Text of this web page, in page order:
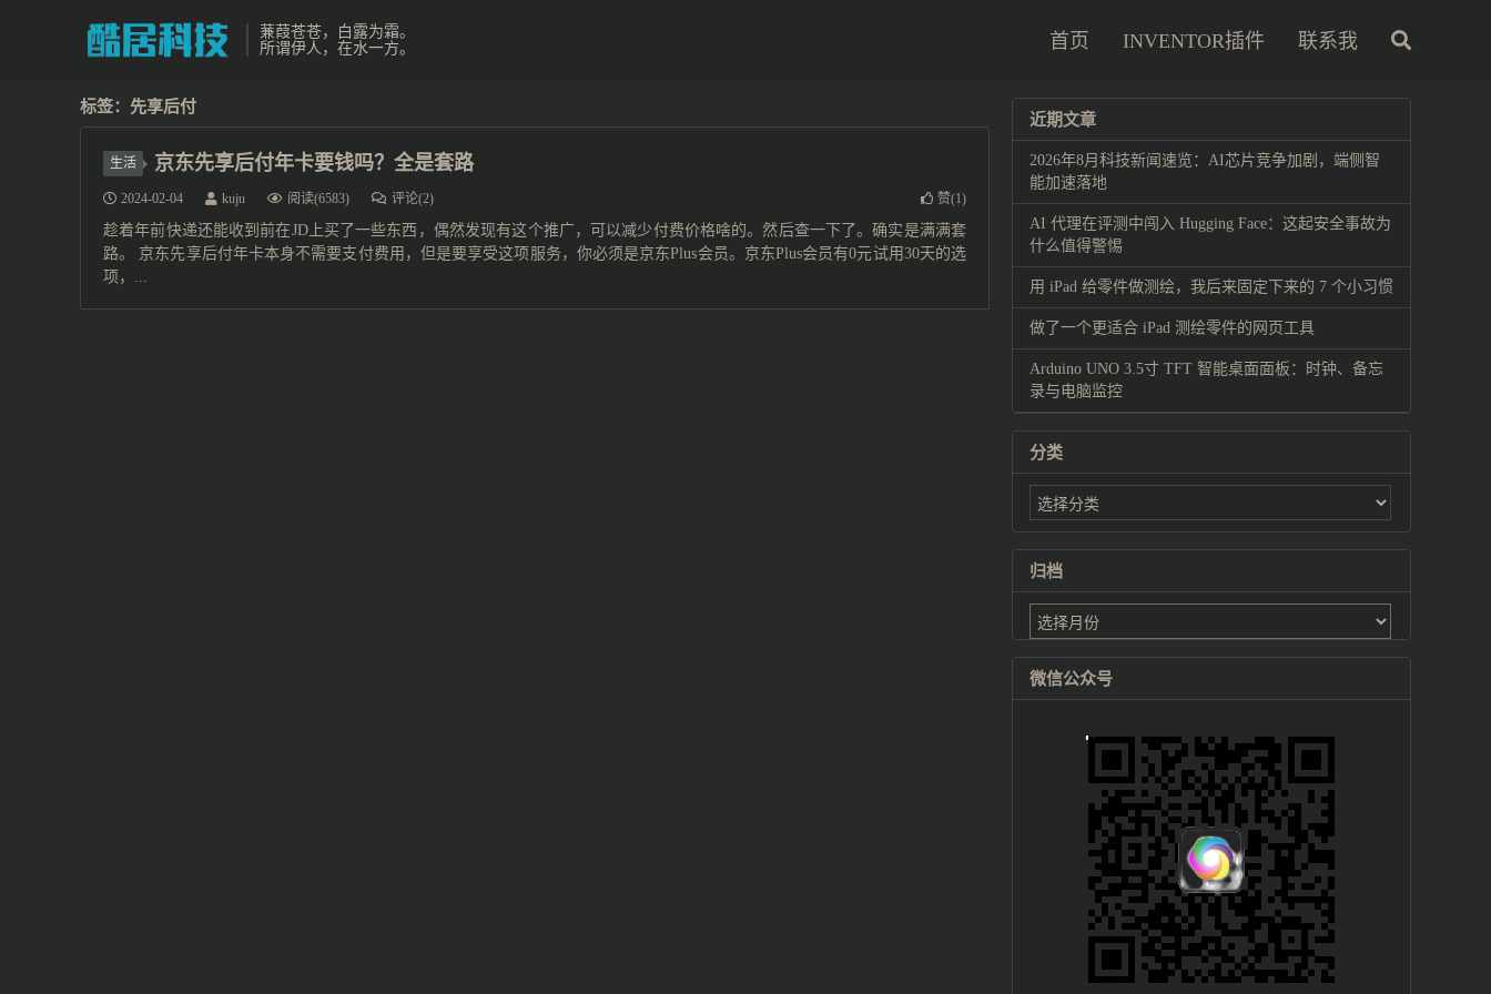
蒹葭苍苍，白露为霜。
所谓伊人，在水一方。
首页 INVENTOR插件 联系我
标签：先享后付
生活 京东先享后付年卡要钱吗？全是套路
2024-02-04 kuju 阅读(6583) 评论(2) 赞(1)
趁着年前快递还能收到前在JD上买了一些东西，偶然发现有这个推广，可以减少付费价格啥的。然后查一下了。确实是满满套
路。 京东先享后付年卡本身不需要支付费用，但是要享受这项服务，你必须是京东Plus会员。京东Plus会员有0元试用30天的选
项，...
近期文章
2026年8月科技新闻速览：AI芯片竞争加剧，端侧智
能加速落地
AI 代理在评测中闯入 Hugging Face：这起安全事故为
什么值得警惕
用 iPad 给零件做测绘，我后来固定下来的 7 个小习惯
做了一个更适合 iPad 测绘零件的网页工具
Arduino UNO 3.5寸 TFT 智能桌面面板：时钟、备忘
录与电脑监控
分类
归档
微信公众号